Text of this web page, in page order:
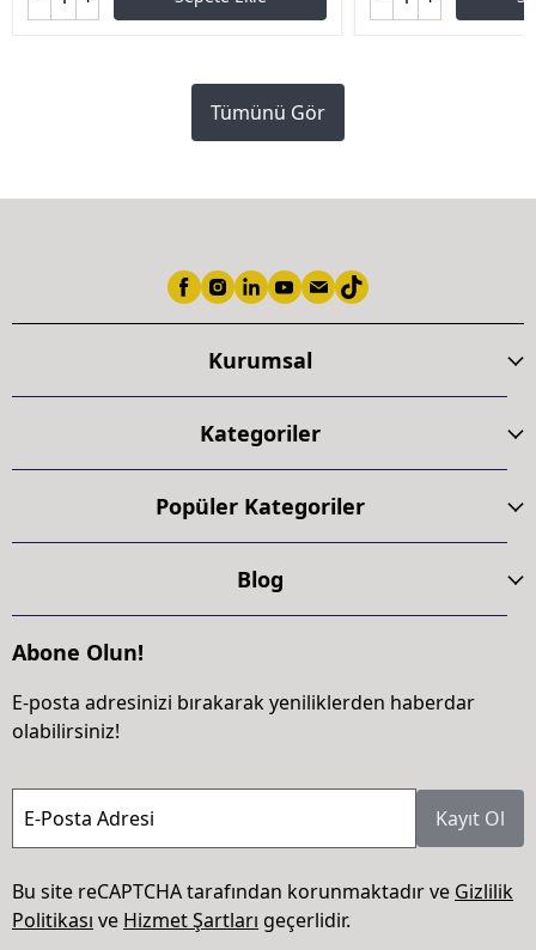
Tümünü Gör
Kurumsal
Kategoriler
Popüler Kategoriler
Blog
Abone Olun!
E-posta adresinizi bırakarak yeniliklerden haberdar
olabilirsiniz!
E-Posta Adresi Kayıt Ol
Bu site reCAPTCHA tarafından korunmaktadır ve Gizlilik
Politikası ve Hizmet Şartları geçerlidir.